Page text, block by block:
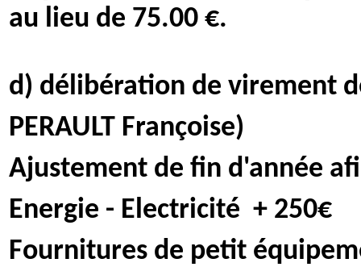
au lieu de 75.00 €.
d) délibération de virement
PERAULT Françoise)
Ajustement de fin d'année
Energie - Electricité + 250€
Fournitures de petit